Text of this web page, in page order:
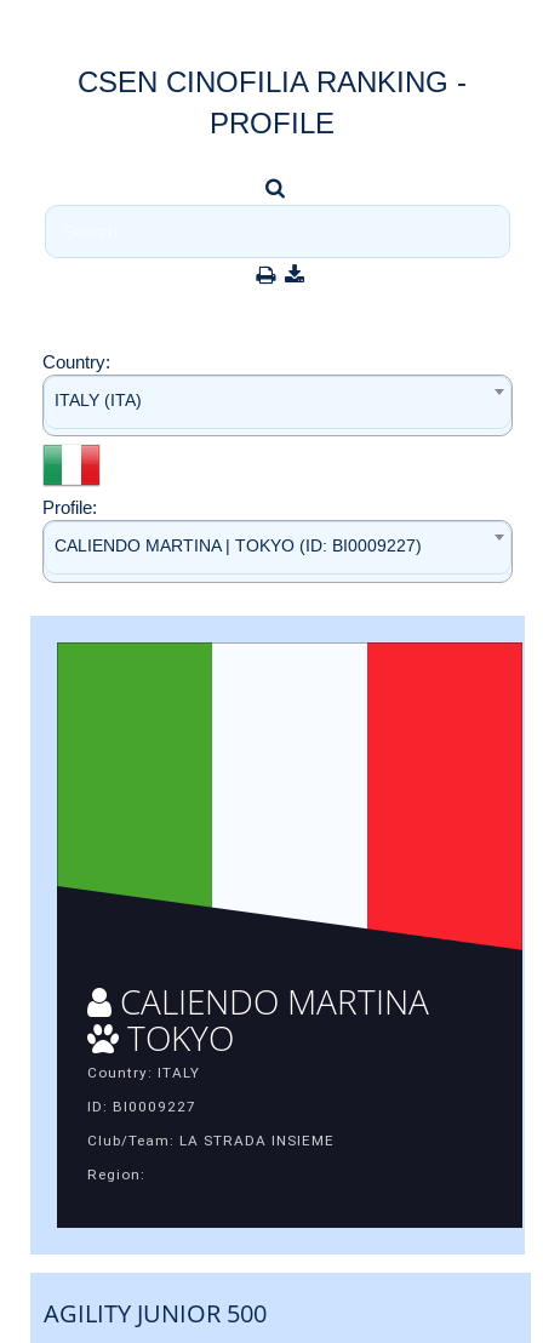
CSEN CINOFILIA RANKING -
PROFILE
Country:
ITALY (ITA)
Profile:
CALIENDO MARTINA | TOKYO (ID: BI0009227)
CALIENDO MARTINA
TOKYO
Country: ITALY
ID: BI0009227
Club/Team: LA STRADA INSIEME
Region:
AGILITY JUNIOR 500